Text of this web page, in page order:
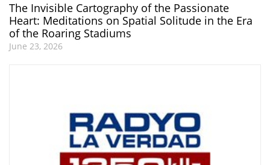
The Invisible Cartography of the Passionate
Heart: Meditations on Spatial Solitude in the Era
of the Roaring Stadiums
June 23, 2026